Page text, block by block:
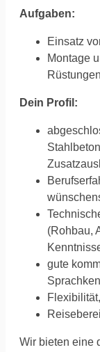
Aufgaben:
Einsatz
Montage
Rüstungen
Dein Profil:
(Rohbau,
gute
Wir bieten eine